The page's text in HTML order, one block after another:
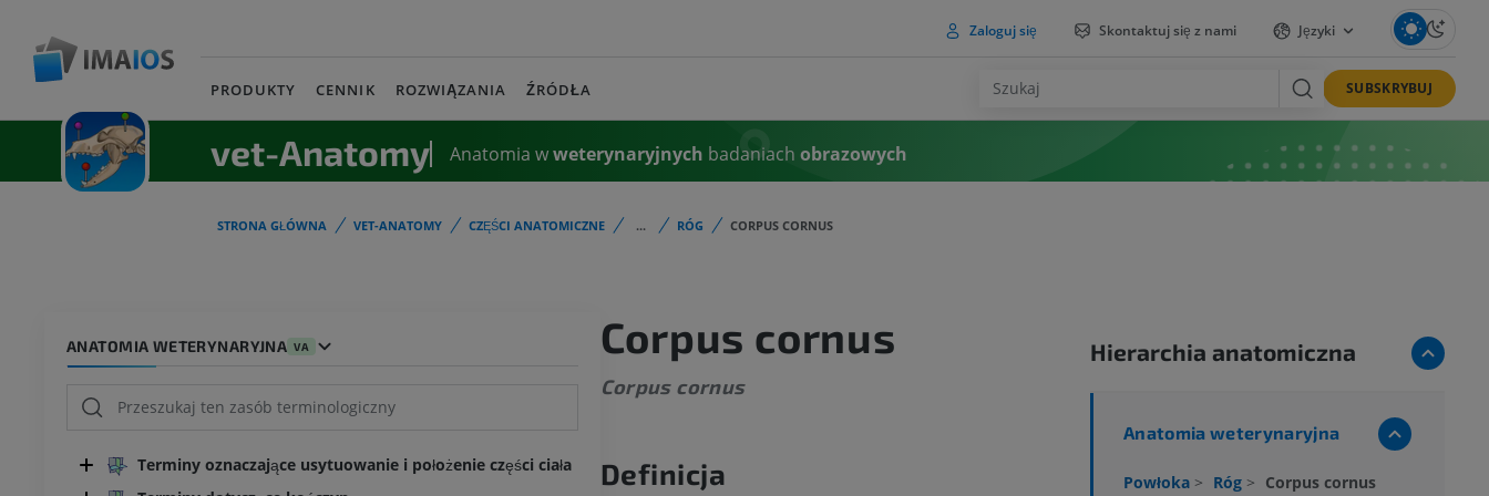
Zaloguj się Skontaktuj się z nami Języki
PRODUKTY CENNIK ROZWIĄZANIA ŹRÓDŁA SUBSKRYBUJ
vet-Anatomy Anatomia wweterynaryjnych badaniach obrazowych
STRONA GŁÓWNA VET-ANATOMY CZĘŚCI ANATOMICZNE ... RÓG CORPUS CORNUS
ANATOMIA WETERYNARYJNA VA
Terminy oznaczające usytuowanie i położenie części ciała
Corpus cornus
Corpus cornus
Definicja
Hierarchia anatomiczna
Anatomia weterynaryjna
Powłoka > Róg > Corpus cornus